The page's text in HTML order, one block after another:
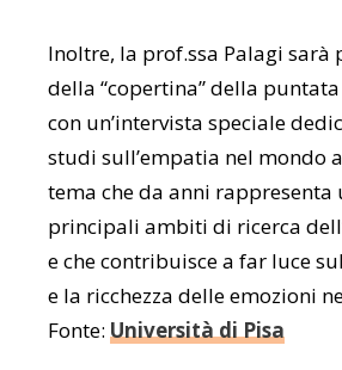
Inoltre, la prof.ssa Palagi sarà
della “copertina” della
con un’intervista speciale
studi sull’empatia nel mondo
tema che da anni rappresenta
principali ambiti di ricerca
e che contribuisce a far luce
e la ricchezza delle emozioni
Fonte: Università di Pisa